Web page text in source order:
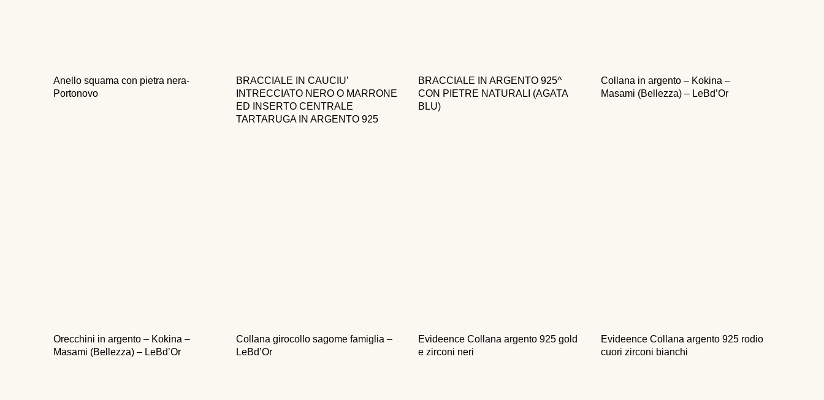
Anello squama con pietra nera-
Portonovo
BRACCIALE IN CAUCIU’
INTRECCIATO NERO O MARRONE
ED INSERTO CENTRALE
TARTARUGA IN ARGENTO 925
BRACCIALE IN ARGENTO 925^
CON PIETRE NATURALI (AGATA
BLU)
Collana in argento – Kokina –
Masami (Bellezza) – LeBd’Or
Orecchini in argento – Kokina –
Masami (Bellezza) – LeBd’Or
Collana girocollo sagome famiglia –
LeBd’Or
Evideence Collana argento 925 gold
e zirconi neri
Evideence Collana argento 925 rodio
cuori zirconi bianchi